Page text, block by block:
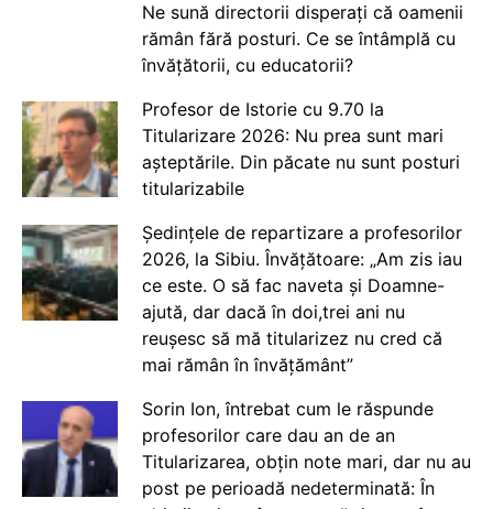
Ne sună directorii disperați că oamenii
rămân fără posturi. Ce se întâmplă cu
învățătorii, cu educatorii?
Profesor de Istorie cu 9.70 la
Titularizare 2026: Nu prea sunt mari
așteptările. Din păcate nu sunt posturi
titularizabile
Ședințele de repartizare a profesorilor
2026, la Sibiu. Învățătoare: „Am zis iau
ce este. O să fac naveta și Doamne-
ajută, dar dacă în doi,trei ani nu
reușesc să mă titularizez nu cred că
mai rămân în învățământ”
Sorin Ion, întrebat cum le răspunde
profesorilor care dau an de an
Titularizarea, obțin note mari, dar nu au
post pe perioadă nedeterminată: În